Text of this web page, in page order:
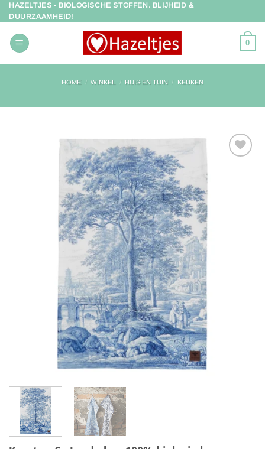
Ga
naar
inhoud
HAZELTJES - BIOLOGISCHE STOFFEN. BLIJHEID &
DUURZAAMHEID!
0
HOME / WINKEL / HUIS EN TUIN / KEUKEN